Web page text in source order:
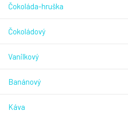
Čokoláda-hruška
Čokoládový
Vanilkový
Banánový
Káva